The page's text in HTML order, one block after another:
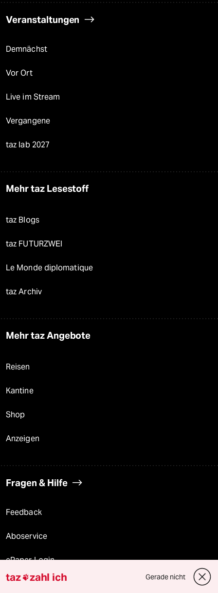
Veranstaltungen
Demnächst
Vor Ort
Live im Stream
Vergangene
taz lab 2027
Mehr taz Lesestoff
taz Blogs
taz FUTURZWEI
Le Monde diplomatique
taz Archiv
Mehr taz Angebote
Reisen
Kantine
Shop
Anzeigen
Fragen & Hilfe
Feedback
Aboservice
ePaper Login
Downloads für Abonnierende
taz zahl ich Gerade nicht